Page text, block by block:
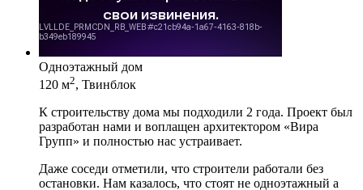
Одноэтажный дом
120 м2, Твинблок
К строительству дома мы подходили 2 года. Проект был
разработан нами и воплащен архитектором «Вира
Групп» и полностью нас устраивает.
Даже соседи отметили, что строители работали без
остановки. Нам казалось, что стоят не одноэтажный а